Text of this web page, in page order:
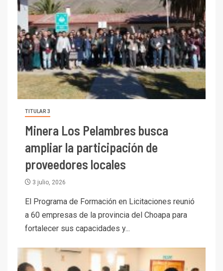
TITULAR 3
Minera Los Pelambres busca
ampliar la participación de
proveedores locales
3 julio, 2026
El Programa de Formación en Licitaciones reunió
a 60 empresas de la provincia del Choapa para
fortalecer sus capacidades y...